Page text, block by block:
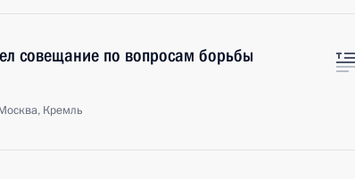
совещание по вопросам борьбы
Кремль